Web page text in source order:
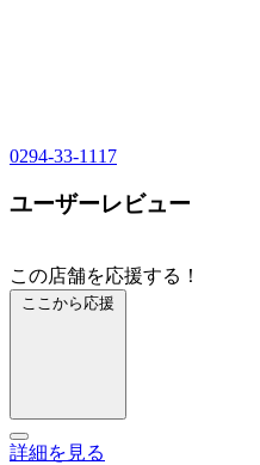
0294-33-1117
ユーザーレビュー
この店舗を応援する！
ここから応援
詳細を見る